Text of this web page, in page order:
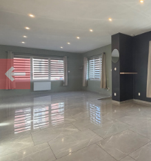
détails